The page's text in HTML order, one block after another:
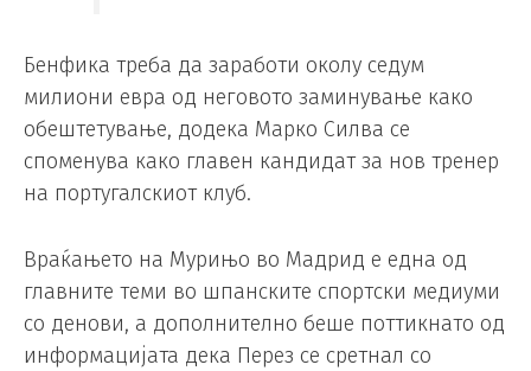
Бенфика треба да заработи околу седум
милиони евра од неговото заминување како
обештетување, додека Марко Силва се
споменува како главен кандидат за нов тренер
на португалскиот клуб.
Враќањето на Мурињо во Мадрид е една од
главните теми во шпанските спортски медиуми
со денови, а дополнително беше поттикнато од
информацијата дека Перез се сретнал со